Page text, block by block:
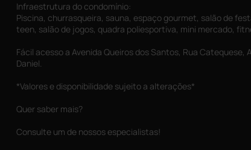
Infraestrutura do condomínio:
Piscina, churrasqueira, sauna, espaço gourmet, salão de
teen, salão de jogos, quadra poliesportiva, mini mercado,
Fácil acesso a Avenida Queiros dos Santos, Rua
Daniel.
*Valores e disponibilidade sujeito a alterações*
Quer saber mais?
Consulte um de nossos especialistas!